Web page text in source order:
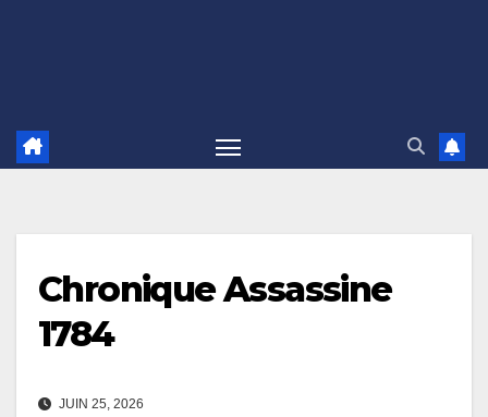
Chronique Assassine
1784
JUIN 25, 2026